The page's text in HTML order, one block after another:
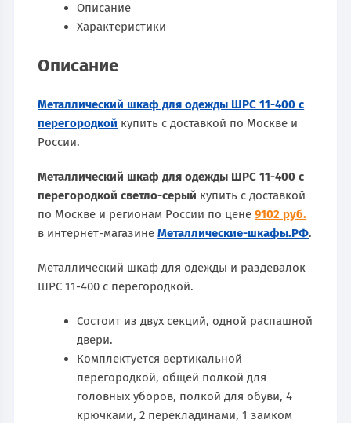
Описание
Характеристики
Описание
Металлический шкаф для одежды ШРС 11-400 с
перегородкой купить с доставкой по Москве и
России.
Металлический шкаф для одежды ШРС 11-400 с
перегородкой светло-серый купить с доставкой
по Москве и регионам России по цене9102 руб.
в интернет-магазинеМеталлические-шкафы.РФ.
Металлический шкаф для одежды и раздевалок
ШРС 11-400 с перегородкой.
Состоит из двух секций, одной распашной
двери.
Комплектуется вертикальной
перегородкой, общей полкой для
головных уборов, полкой для обуви, 4
крючками, 2 перекладинами, 1 замком